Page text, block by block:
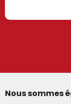
Nous sommes